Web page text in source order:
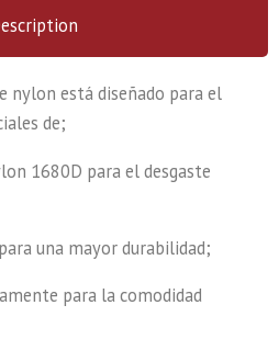
nylon está diseñado para el
de;
1680D para el desgaste
una mayor durabilidad;
para la comodidad